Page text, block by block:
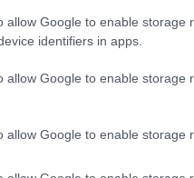
allow Google to enable storage
identifiers in apps.
allow Google to enable storage
allow Google to enable storage
για τη
γέφυρα των